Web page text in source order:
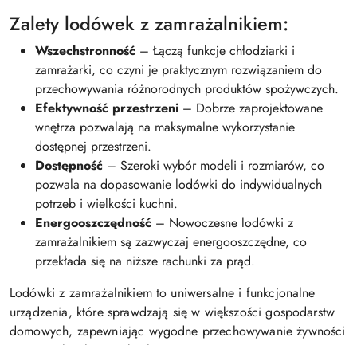
Zalety lodówek z zamrażalnikiem:
Wszechstronność – Łączą funkcje chłodziarki i
zamrażarki, co czyni je praktycznym rozwiązaniem do
przechowywania różnorodnych produktów spożywczych.
Efektywność przestrzeni – Dobrze zaprojektowane
wnętrza pozwalają na maksymalne wykorzystanie
dostępnej przestrzeni.
Dostępność – Szeroki wybór modeli i rozmiarów, co
pozwala na dopasowanie lodówki do indywidualnych
potrzeb i wielkości kuchni.
Energooszczędność – Nowoczesne lodówki z
zamrażalnikiem są zazwyczaj energooszczędne, co
przekłada się na niższe rachunki za prąd.
Lodówki z zamrażalnikiem to uniwersalne i funkcjonalne
urządzenia, które sprawdzają się w większości gospodarstw
domowych, zapewniając wygodne przechowywanie żywności